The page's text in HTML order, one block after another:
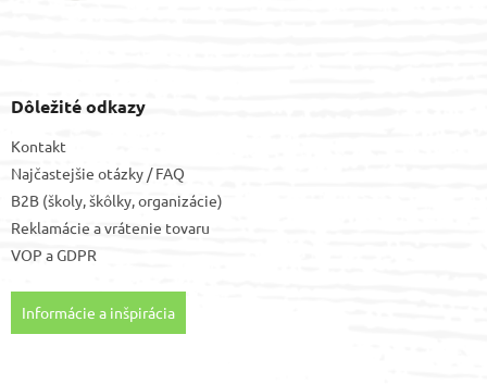
Dôležité odkazy
Kontakt
Najčastejšie otázky / FAQ
B2B (školy, škôlky, organizácie)
Reklamácie a vrátenie tovaru
VOP aGDPR
Informácie a inšpirácia